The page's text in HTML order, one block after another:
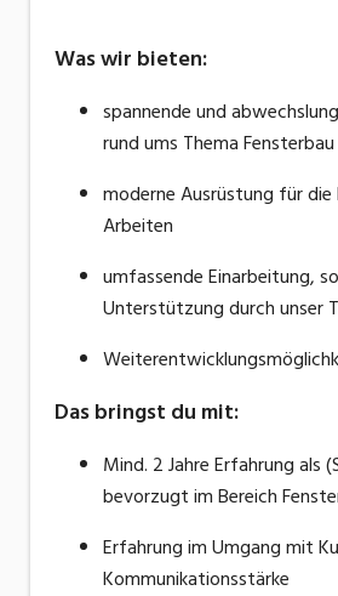
Was wir bieten:
spannende und
rund ums Thema Fensterbau
moderne Ausrüstung für die
Arbeiten
umfassende Einarbeitung,
Unterstützung durch unser
Das bringst du mit:
Mind. 2 Jahre Erfahrung als
bevorzugt im Bereich
Erfahrung im Umgang mit
Kommunikationsstärke